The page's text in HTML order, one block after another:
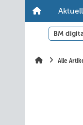
BM
Alle